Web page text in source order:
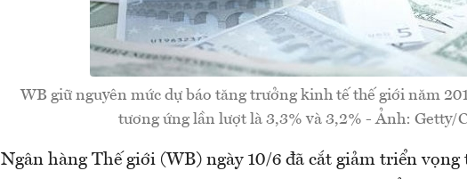
WB giữ nguyên mức dự báo tăng trưởng kinh tế thế giới năm
tương ứng lần lượt là 3,3% và 3,2% - Ảnh: Getty/
Ngân hàng Thế giới (WB) ngày 10/6 đã cắt giảm triển